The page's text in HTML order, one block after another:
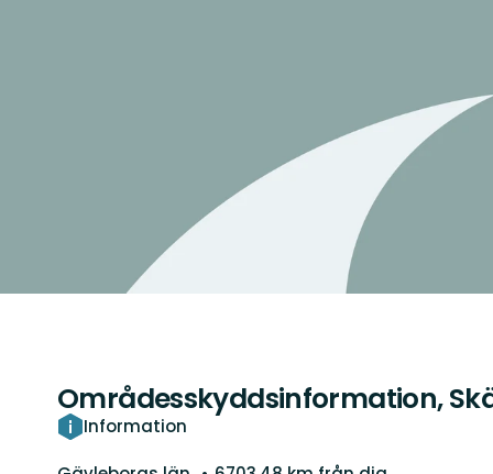
Områdesskyddsinformation,
Information